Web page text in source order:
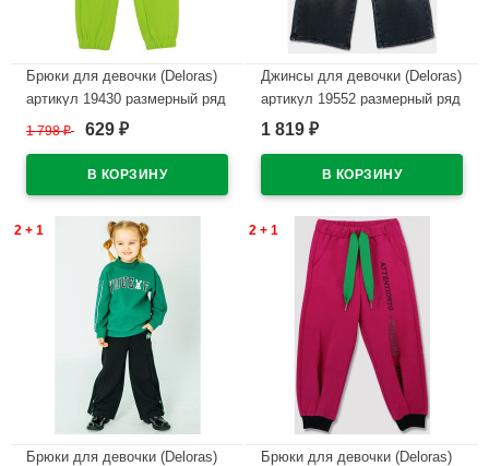
Брюки для девочки (Deloras)
артикул 19430 размерный ряд
26/98-32/128 цвет салатовый
1 798₽ 629 ₽
Джинсы для девочки (Deloras)
артикул 19552 размерный ряд
26/98-32/128 цвет черный
1 819 ₽
2 + 1
Брюки для девочки (Deloras)
2 + 1
Брюки для девочки (Deloras)